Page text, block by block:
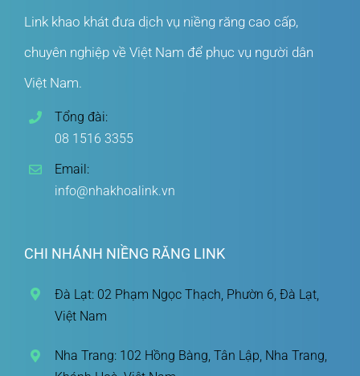
Link khao khát đưa dịch vụ niềng răng cao cấp,
chuyên nghiệp về Việt Nam để phục vụ người dân
Việt Nam.
Tổng đài:
08 1516 3355
Email:
info@nhakhoalink.vn
CHI NHÁNH NIỀNG RĂNG LINK
Đà Lạt: 02 Phạm Ngọc Thạch, Phườn 6, Đà Lạt,
Việt Nam
Nha Trang: 102 Hồng Bàng, Tân Lập, Nha Trang,